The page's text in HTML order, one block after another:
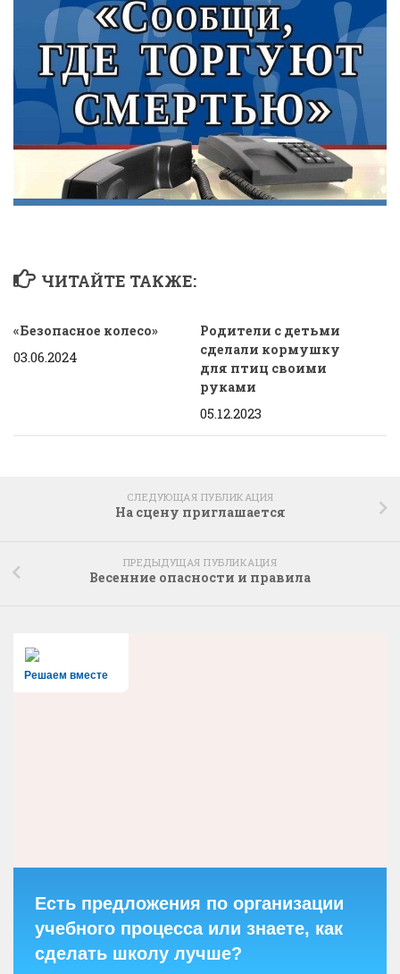
ЧИТАЙТЕ ТАКЖЕ:
«Безопасное колесо»
03.06.2024
Родители с детьми
сделали кормушку
для птиц своими
руками
05.12.2023
СЛЕДУЮЩАЯ ПУБЛИКАЦИЯ
На сцену приглашается
ПРЕДЫДУЩАЯ ПУБЛИКАЦИЯ
Весенние опасности и правила
Решаем вместе
Есть предложения по организации
учебного процесса или знаете, как
сделать школу лучше?